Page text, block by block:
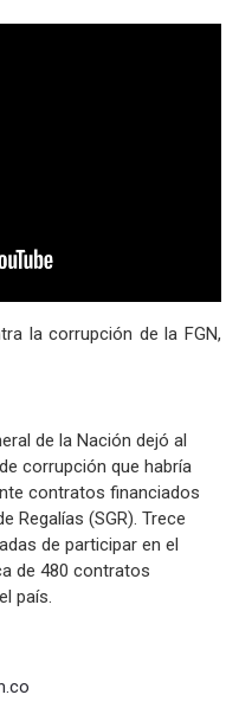
la corrupción de la FGN,
de la Nación dejó al
corrupción que habría
contratos financiados
Regalías (SGR). Trece
de participar en el
de 480 contratos
país.